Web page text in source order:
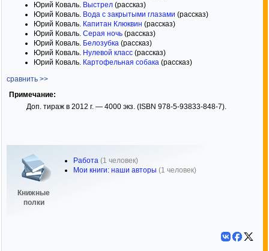
Юрий Коваль. Выстрел (рассказ)
Юрий Коваль. Вода с закрытыми глазами (рассказ)
Юрий Коваль. Капитан Клюквин (рассказ)
Юрий Коваль. Серая ночь (рассказ)
Юрий Коваль. Белозубка (рассказ)
Юрий Коваль. Нулевой класс (рассказ)
Юрий Коваль. Картофельная собака (рассказ)
сравнить >>
Примечание:
Доп. тираж в 2012 г. — 4000 экз. (ISBN 978-5-93833-848-7).
Книжные
полки
Работа (1 человек)
Мои книги: наши авторы (1 человек)